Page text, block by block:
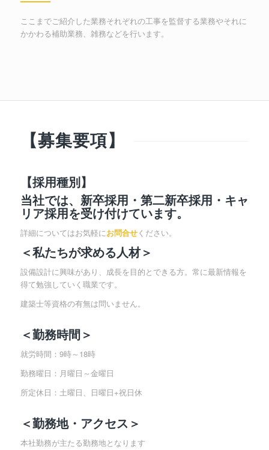
ここまでご紹介した業務それぞれの工事を監督する業務やそれに
かかわる補助業務、雑務などを行います。
【募集要項】
【採用種別】
当社では、新卒採用・第二新卒採用・キャ
リア採用を受け付けています。
詳細についてはお気軽にお問合せください。
＜私たちが求める人材＞
設備設計に興味があり、成長を目的とできる方。 常に最新情報を
得て勉強していく職業です。
建築士等資格の有無は問いません。
＜勤務時間＞
就労時間：9時～18時
勤務曜日：月曜日～金曜日
所定休日：土曜日、日曜日+祝日休
＜勤務地・アクセス＞
本社勤務が主たる勤務地となります